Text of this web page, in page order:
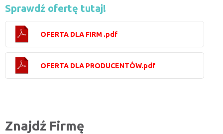
Sprawdź ofertę tutaj!
OFERTA DLA FIRM .pdf
OFERTA DLA PRODUCENTÓW.pdf
Znajdź Firmę